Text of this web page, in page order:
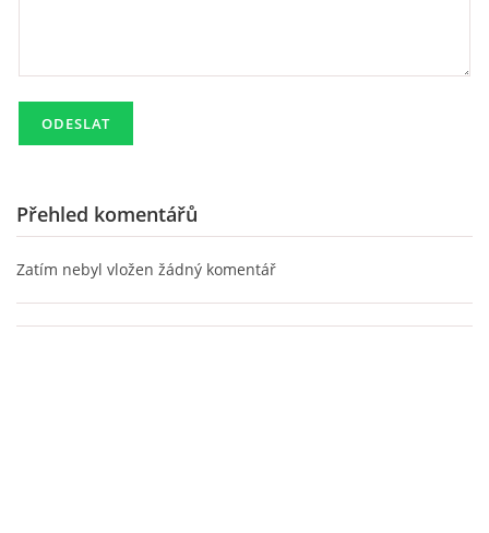
Přehled komentářů
Zatím nebyl vložen žádný komentář